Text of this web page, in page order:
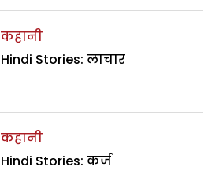
कहानी
Hindi Stories: लाचार
कहानी
Hindi Stories: कर्ज